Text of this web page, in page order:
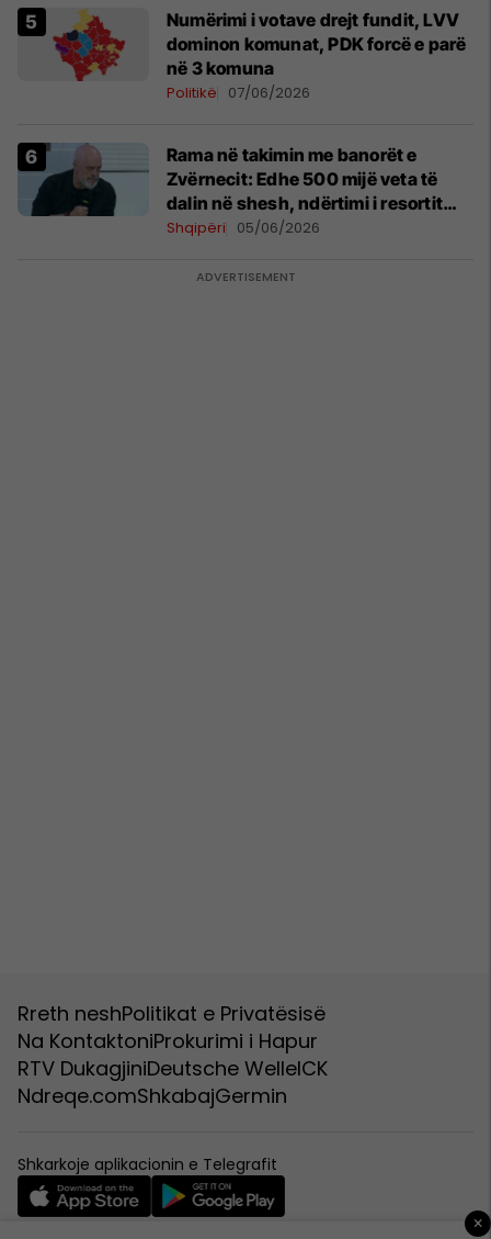
Numërimi i votave drejt fundit, LVV
dominon komunat, PDK forcë e parë
në 3 komuna
Politikë 07/06/2026
Rama në takimin me banorët e
Zvërnecit: Edhe 500 mijë veta të
dalin në shesh, ndërtimi i resortit
nuk anulohet
Shqipëri 05/06/2026
Rreth neshPolitikat e Privatësisë
Na KontaktoniProkurimi i Hapur
RTV DukagjiniDeutsche WelleICK
Ndreqe.comShkabajGermin
Shkarkoje aplikacionin e Telegrafit
×